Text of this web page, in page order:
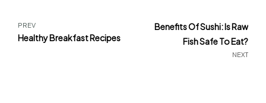
PREV
Healthy Breakfast Recipes
NEXT
Benefits Of Sushi: Is Raw
Fish Safe To Eat?